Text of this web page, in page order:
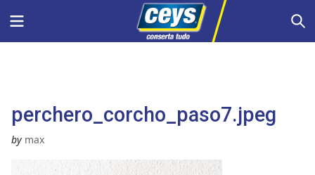
Menu
perchero_corcho_paso7.jpeg
by max